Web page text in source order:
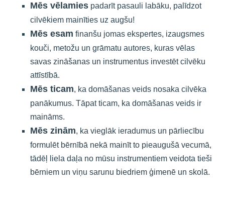
Mēs vēlamies padarīt pasauli labāku, palīdzot
cilvēkiem mainīties uz augšu!
Mēs esam finanšu jomas ekspertes, izaugsmes
kouči, metožu un grāmatu autores, kuras vēlas
savas zināšanas un instrumentus investēt cilvēku
attīstībā.
Mēs ticam, ka domāšanas veids nosaka cilvēka
panākumus. Tāpat ticam, ka domāšanas veids ir
maināms.
Mēs zinām, ka vieglāk ieradumus un pārliecību
formulēt bērnībā nekā mainīt to pieaugušā vecumā,
tādēļ liela daļa no mūsu instrumentiem veidota tieši
bērniem un viņu sarunu biedriem ģimenē un skolā.